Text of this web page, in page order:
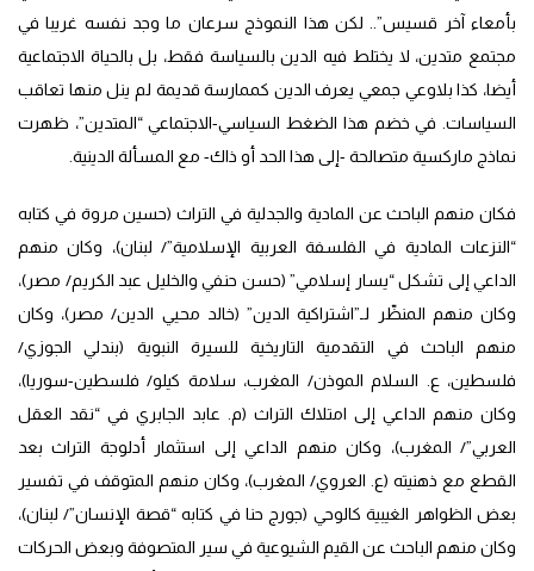
بأمعاء آخر قسيس”.. لكن هذا النموذج سرعان ما وجد نفسه غريبا في
مجتمع متدين، لا يختلط فيه الدين بالسياسة فقط، بل بالحياة الاجتماعية
أيضا، كذا بلاوعي جمعي يعرف الدين كممارسة قديمة لم ينل منها تعاقب
السياسات. في خضم هذا الضغط السياسي-الاجتماعي “المتدين”، ظهرت
نماذج ماركسية متصالحة -إلى هذا الحد أو ذاك- مع المسألة الدينية.
فكان منهم الباحث عن المادية والجدلية في التراث (حسين مروة في كتابه
“النزعات المادية في الفلسفة العربية الإسلامية”/ لبنان)، وكان منهم
الداعي إلى تشكل “يسار إسلامي” (حسن حنفي والخليل عبد الكريم/ مصر)،
وكان منهم المنظّر لـ”اشتراكية الدين” (خالد محيي الدين/ مصر)، وكان
منهم الباحث في التقدمية التاريخية للسيرة النبوية (بندلي الجوزي/
فلسطين، ع. السلام الموذن/ المغرب، سلامة كيلو/ فلسطين-سوريا)،
وكان منهم الداعي إلى امتلاك التراث (م. عابد الجابري في “نقد العقل
العربي”/ المغرب)، وكان منهم الداعي إلى استثمار أدلوجة التراث بعد
القطع مع ذهنيته (ع. العروي/ المغرب)، وكان منهم المتوقف في تفسير
بعض الظواهر الغيبية كالوحي (جورج حنا في كتابه “قصة الإنسان”/ لبنان)،
وكان منهم الباحث عن القيم الشيوعية في سير المتصوفة وبعض الحركات